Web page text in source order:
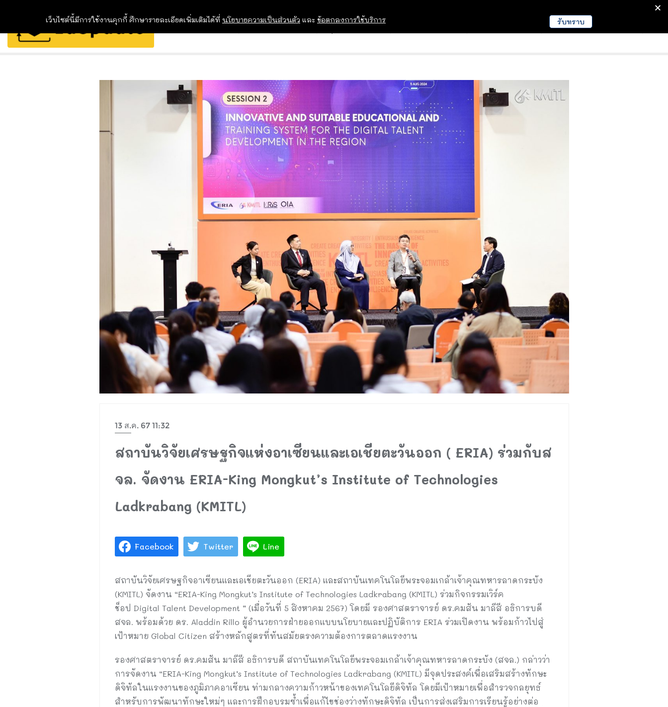
EDUCATION NEWS
13 ส.ค. 67 11:32
สถาบันวิจัยเศรษฐกิจแห่งอาเซียนและเอเชียตะวันออก ( ERIA) ร่วมกับส
จล. จัดงาน ERIA-King Mongkut’s Institute of Technologies
Ladkrabang (KMITL)
Facebook Twitter Line
สถาบันวิจัยเศรษฐกิจอาเซียนและเอเชียตะวันออก (ERIA) และสถาบันเทคโนโลยีพระจอมเกล้าเจ้าคุณทหารลาดกระบัง
(KMITL) จัดงาน “ERIA-King Mongkut’s Institute of Technologies Ladkrabang (KMITL) ร่วมกิจกรรมเวิร์ค
ช็อป Digital Talent Development ” (เมื่อวันที่ 5 สิงหาคม 2567) โดยมี รองศาสตราจารย์ ดร.คมสัน มาลีสี อธิการบดี
สจล. พร้อมด้วย ดร. Aladdin Rillo ผู้อำนวยการฝ่ายออกแบบนโยบายและปฏิบัติการ ERIA ร่วมเปิดงาน พร้อมก้าวไปสู่
เป้าหมาย Global Citizen สร้างหลักสูตรที่ทันสมัยตรงความต้องการตลาดแรงงาน
รองศาสตราจารย์ ดร.คมสัน มาลีสี อธิการบดี สถาบันเทคโนโลยีพระจอมเกล้าเจ้าคุณทหารลาดกระบัง (สจล.) กล่าวว่า
การจัดงาน “ERIA-King Mongkut’s Institute of Technologies Ladkrabang (KMITL) มีจุดประสงค์เพื่อเสริมสร้างทักษะ
ดิจิทัลในแรงงานของภูมิภาคอาเซียน ท่ามกลางความก้าวหน้าของเทคโนโลยีดิจิทัล โดยมีเป้าหมายเพื่อสำรวจกลยุทธ์
สำหรับการพัฒนาทักษะใหม่ๆ และการฝึกอบรมซ้ำเพื่อแก้ไขช่องว่างทักษะดิจิทัล เป็นการส่งเสริมการเรียนรู้อย่างต่อ
เว็บไซต์นี้มีการใช้งานคุกกี้ ศึกษารายละเอียดเพิ่มเติมได้ที่ นโยบายความเป็นส่วนตัว และ ข้อตกลงการใช้บริการ รับทราบ